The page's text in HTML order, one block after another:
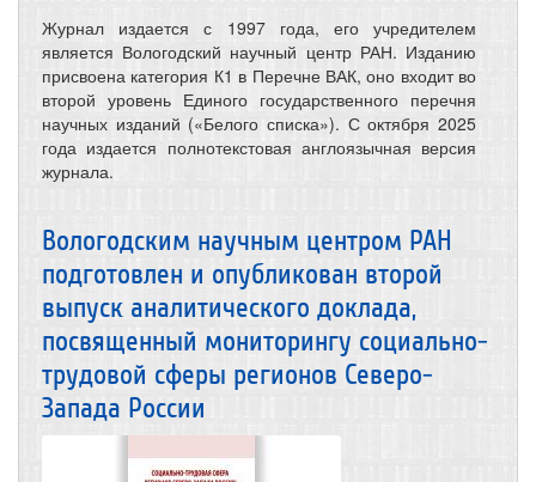
Журнал издается с 1997 года, его учредителем
является Вологодский научный центр РАН. Изданию
присвоена категория К1 в Перечне ВАК, оно входит во
второй уровень Единого государственного перечня
научных изданий («Белого списка»). С октября 2025
года издается полнотекстовая англоязычная версия
журнала.
Вологодским научным центром РАН
подготовлен и опубликован второй
выпуск аналитического доклада,
посвященный мониторингу социально-
трудовой сферы регионов Северо-
Запада России